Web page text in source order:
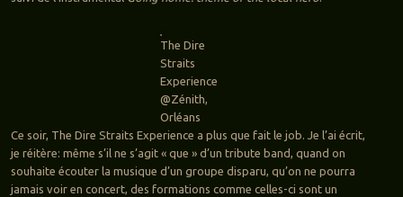
The Dire
Straits
Experience
@Zénith,
Orléans
Ce soir, The Dire Straits Experience a plus que fait le job. Je l’ai écrit,
je réitère: même s’il ne s’agit « que » d’un tribute band, quand on
souhaite écouter la musique d’un groupe disparu, qu’on ne pourra
jamais voir en concert, des formations comme celles-ci sont un